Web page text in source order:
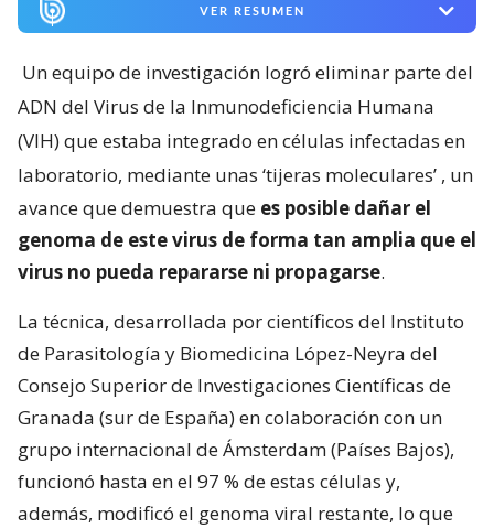
VER RESUMEN
Un equipo de investigación logró eliminar parte del
ADN del Virus de la Inmunodeficiencia Humana
(VIH) que estaba integrado en células infectadas en
laboratorio, mediante unas ‘tijeras moleculares’ , un
avance que demuestra que es posible dañar el
genoma de este virus de forma tan amplia que el
virus no pueda repararse ni propagarse.
La técnica, desarrollada por científicos del Instituto
de Parasitología y Biomedicina López-Neyra del
Consejo Superior de Investigaciones Científicas de
Granada (sur de España) en colaboración con un
grupo internacional de Ámsterdam (Países Bajos),
funcionó hasta en el 97 % de estas células y,
además, modificó el genoma viral restante, lo que